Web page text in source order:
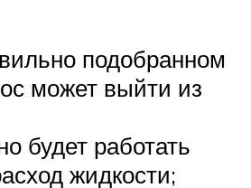
подобранном
может выйти из
будет работать
жидкости;